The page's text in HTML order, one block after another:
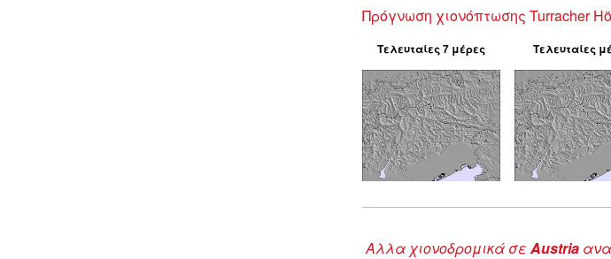
Πρόγνωση χιονόπτωσης Turracher
Τελευταίες 7 μέρες Τελευταίες
Αλλα χιονοδρομικά σε Austria